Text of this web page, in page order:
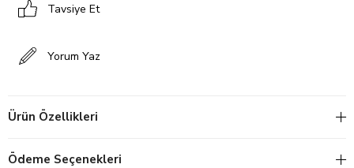
Tavsiye Et
Yorum Yaz
Ürün Özellikleri
Ödeme Seçenekleri